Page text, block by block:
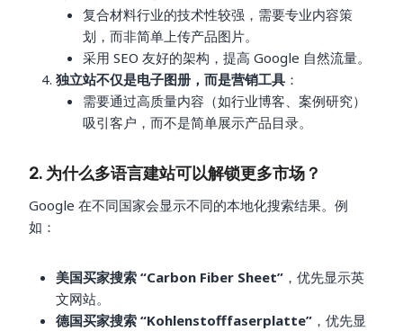
复合材料行业的技术性较强，需要专业内容策
划，而非简单上传产品图片。
采用 SEO 友好的架构，提高 Google 自然流量。
独立站不仅是电子图册，而是营销工具 ：
需要通过高质量内容（如行业博客、案例研究）
吸引客户，而不是简单展示产品目录。
2. 为什么多语言建站可以解锁更多市场？
Google 在不同国家会显示不同的本地化搜索结果。例
如：
美国买家搜索 “Carbon Fiber Sheet” ，优先显示英
文网站。
德国买家搜索 “Kohlenstofffaserplatte” ，优先显